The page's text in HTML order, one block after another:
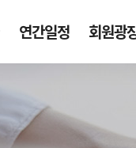
연간일정 회원광